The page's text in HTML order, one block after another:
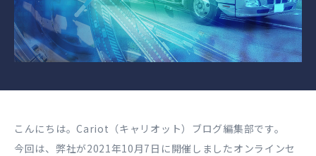
こんにちは。Cariot（キャリオット）ブログ編集部です。
今回は、弊社が2021年10月7日に開催しましたオンラインセ